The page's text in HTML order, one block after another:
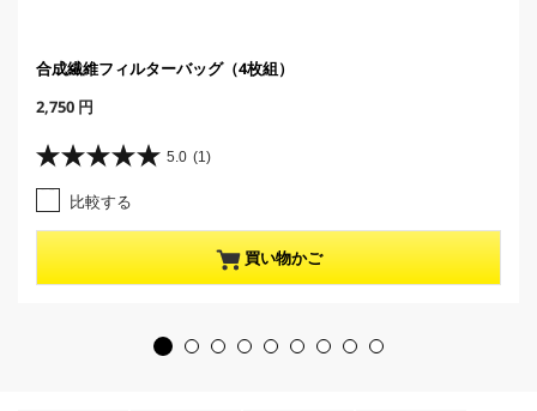
合成繊維フィルターバッグ（4枚組）
C
r
r
e
n
t
p
2,750 円
5.0 (1)
星
5
.
0
／
5
比較する
買い物かご